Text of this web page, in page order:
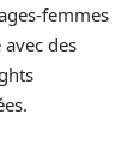
femmes
des